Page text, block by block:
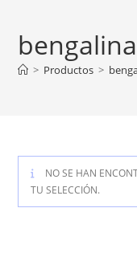
> Productos >
NO SE HAN
TU SELECCIÓN.